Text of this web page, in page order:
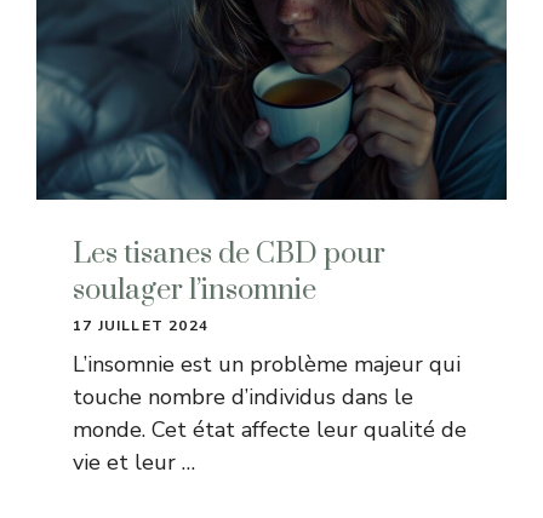
Les tisanes de CBD pour
soulager l’insomnie
17 JUILLET 2024
L’insomnie est un problème majeur qui
touche nombre d’individus dans le
monde. Cet état affecte leur qualité de
vie et leur …